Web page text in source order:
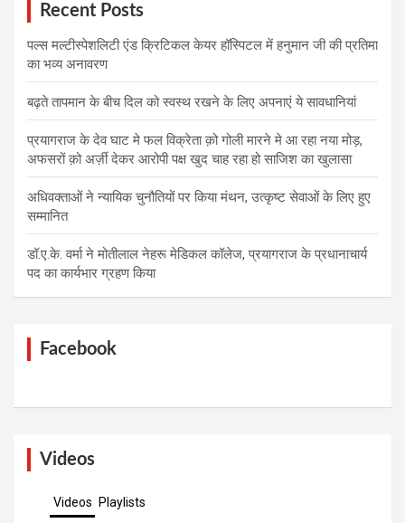
Recent Posts
पल्स मल्टीस्पेशलिटी एंड क्रिटिकल केयर हॉस्पिटल में हनुमान जी की प्रतिमा
का भव्य अनावरण
बढ़ते तापमान के बीच दिल को स्वस्थ रखने के लिए अपनाएं ये सावधानियां
प्रयागराज के देव घाट मे फल विक्रेता क़ो गोली मारने मे आ रहा नया मोड़,
अफसरों क़ो अर्ज़ी देकर आरोपी पक्ष खुद चाह रहा हो साजिश का खुलासा
अधिवक्ताओं ने न्यायिक चुनौतियों पर किया मंथन, उत्कृष्ट सेवाओं के लिए हुए
सम्मानित
डॉ.ए.के. वर्मा ने मोतीलाल नेहरू मेडिकल कॉलेज, प्रयागराज के प्रधानाचार्य
पद का कार्यभार ग्रहण किया
Facebook
Videos
Videos Playlists